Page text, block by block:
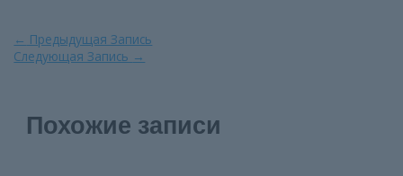
Навигация
по
← Предыдущая Запись
Следующая Запись →
Похожие записи